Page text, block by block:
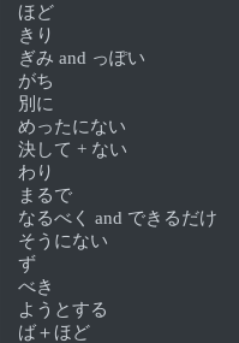
ほど
きり
ぎみ and っぽい
がち
別に
めったにない
決して + ない
わり
まるで
なるべく and できるだけ
そうにない
ず
べき
ようとする
ば＋ほど